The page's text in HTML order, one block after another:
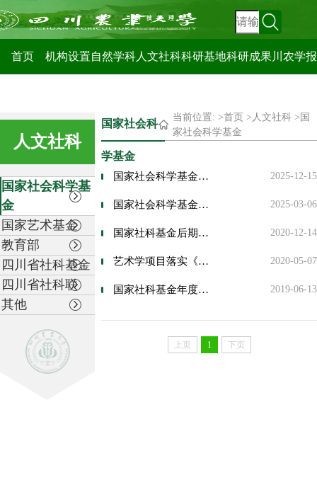
科技管理处
首页 机构设置自然学科人文社科科研基地科研成果川农学报
人文社科
国家社会科学基
金
国家艺术基金
教育部
四川省社科基金
四川省社科联
其他
国家社会科
学基金
当前位置: >首页 > 人文社科 > 国
家社会科学基金
2025-12-15
国家社会科学基金免于鉴定提交资料
2025-03-06
国家社会科学基金项目资金管理办法（2021年）
2020-12-14
国家社科基金后期资助项目鉴定结项工作细则（试行）及流程图
2020-05-07
艺术学项目落实《关于进一步完善国家社会科学基金项目管理的有关规定》相关工作流程
2019-06-13
国家社科基金年度项目线上结项工作指南
上页 1 下页